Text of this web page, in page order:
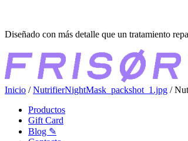
contenido
Diseñado con más detalle que un tratamiento
Inicio /NutrifierNightMask_packshot_1.jpg /
Productos
Gift Card
Blog ✎